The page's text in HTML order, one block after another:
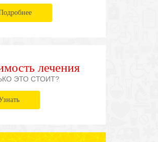
лечения
ЭТО СТОИТ?